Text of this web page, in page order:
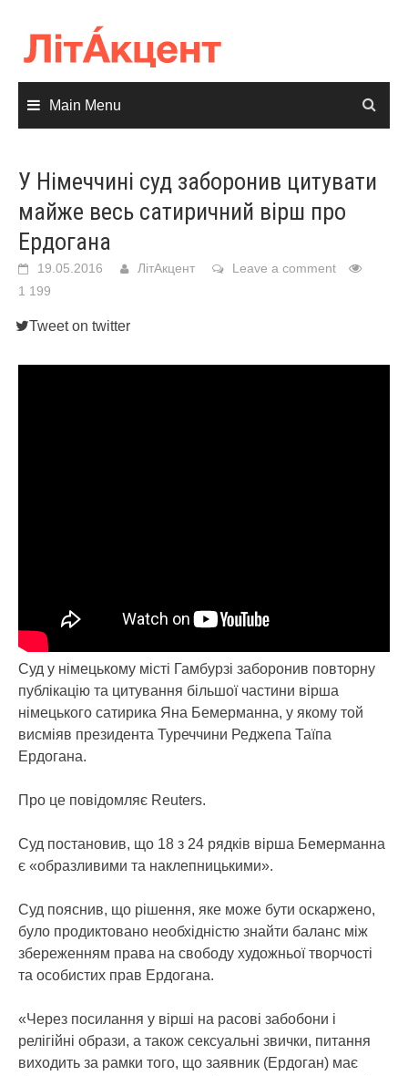
content
Main Menu
У Німеччині суд заборонив цитувати
майже весь сатиричний вірш про
Ердогана
19.05.2016 ЛітАкцент
Leave a comment
1 199
Tweet on twitter
Суд у німецькому місті Гамбурзі заборонив повторну
публікацію та цитування більшої частини вірша
німецького сатирика Яна Бемерманна, у якому той
висміяв президента Туреччини Реджепа Таїпа
Ердогана.
Про це повідомляє Reuters.
Суд постановив, що 18 з 24 рядків вірша Бемерманна
є «образливими та наклепницькими».
Суд пояснив, що рішення, яке може бути оскаржено,
було продиктовано необхідністю знайти баланс між
збереженням права на свободу художньої творчості
та особистих прав Ердогана.
«Через посилання у вірші на расові забобони і
релігійні образи, а також сексуальні звички, питання
виходить за рамки того, що заявник (Ердоган) має